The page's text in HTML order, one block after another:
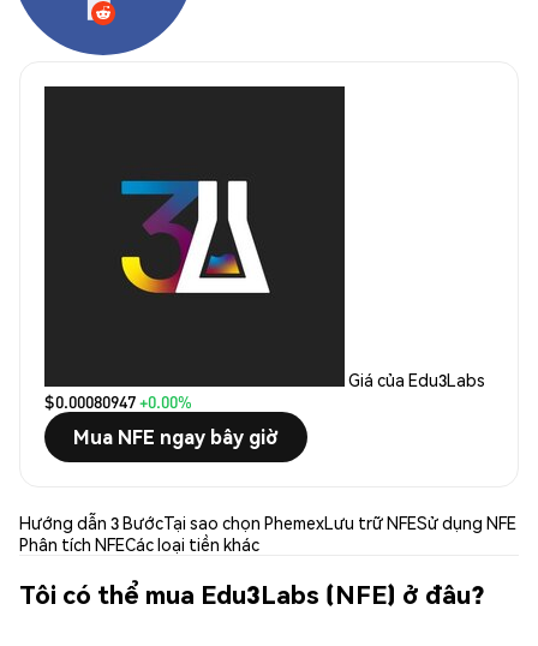
Giá của Edu3Labs
$0.00080947+0.00%
Mua NFE ngay bây giờ
Hướng dẫn 3 BướcTại sao chọn PhemexLưu trữ NFESử dụng NFE
Phân tích NFECác loại tiền khác
Tôi có thể mua Edu3Labs (NFE) ở đâu?